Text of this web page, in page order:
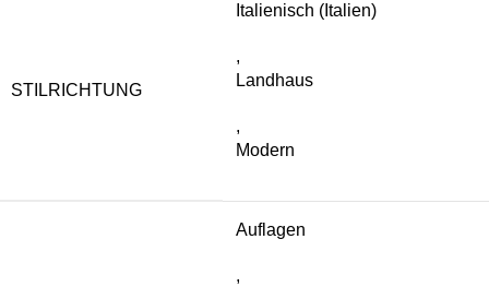
STILRICHTUNG
Italienisch (Italien)
,
Landhaus
,
Modern
Auflagen
,